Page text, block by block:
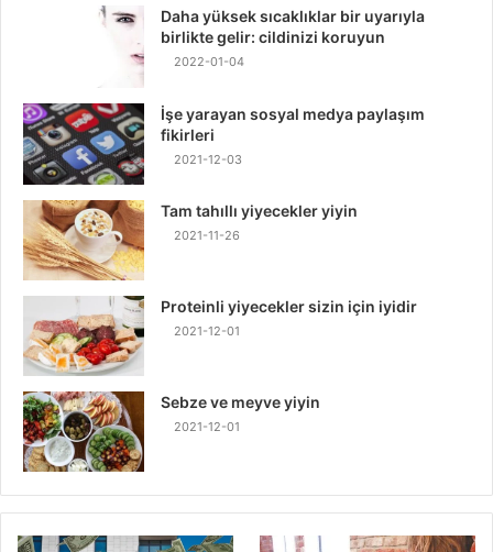
Daha yüksek sıcaklıklar bir uyarıyla
birlikte gelir: cildinizi koruyun
2022-01-04
İşe yarayan sosyal medya paylaşım
fikirleri
2021-12-03
Tam tahıllı yiyecekler yiyin
2021-11-26
Proteinli yiyecekler sizin için iyidir
2021-12-01
Sebze ve meyve yiyin
2021-12-01